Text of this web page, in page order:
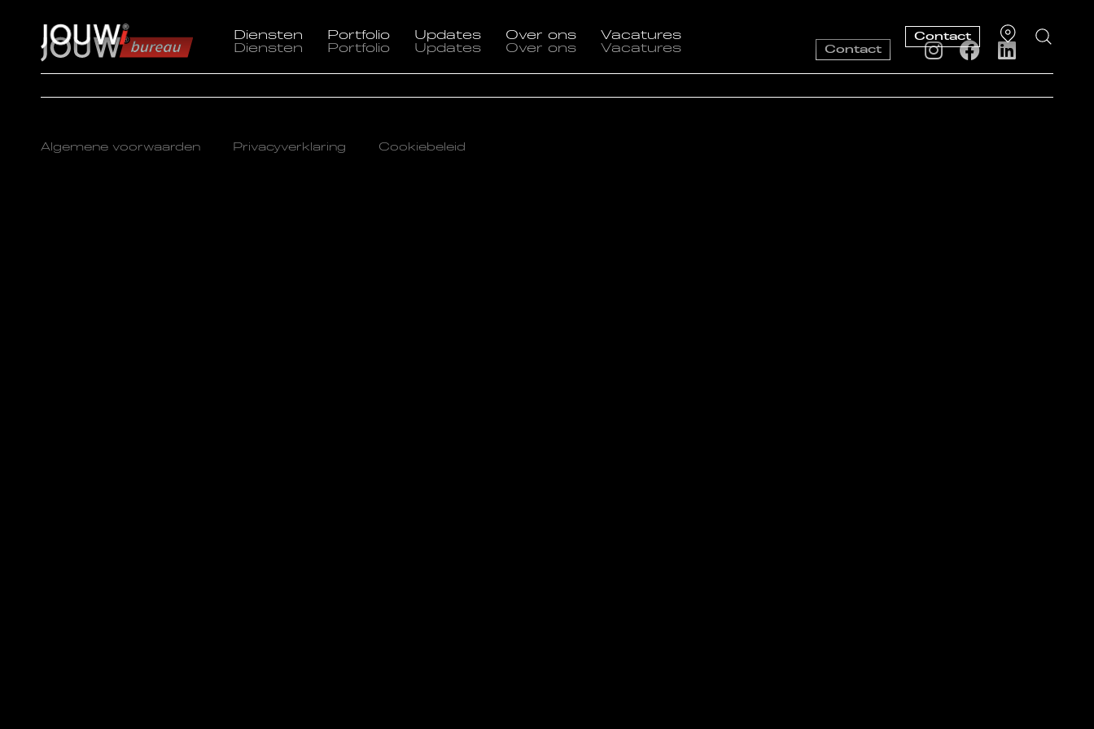
Diensten Portfolio Updates Over ons Vacatures Contact
Diensten Portfolio Updates Over ons Vacatures Contact
Algemene voorwaarden Privacyverklaring Cookiebeleid